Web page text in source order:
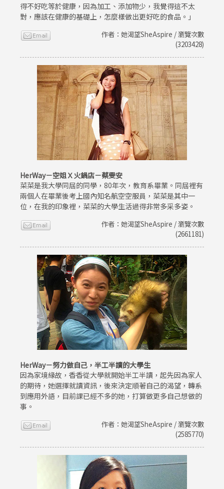
得不好吃等於健康，因為加工、添加物少，我覺得這不太
對，應該在健康的基礎上，怎麼樣做出更好吃的食品。」
作者：她渴望SheAspire / 瀏覽次數
(3203428)
HerWay－空姐Ｘ火鍋店－蔡雯安
菜菜是我大學同屆的同學，80年次，教育系畢業。同屆裡有
兩個人在畢業後考上國內知名航空空服員，菜菜是其中一
位，在我的印象裡，菜菜的大學生活過得非常多采多姿。
作者：她渴望SheAspire / 瀏覽次數
(2661181)
HerWay－努力做自己，半工半讀的大學生
因為家境緣故，香香從大學就開始半工半讀，起先因為家人
的期待，她選擇就讀資訊，後來決定順著自己的渴望，轉系
到應用外語，目前課已經不多的她，打算做更多自己想做的
事。
作者：她渴望SheAspire / 瀏覽次數
(2585770)